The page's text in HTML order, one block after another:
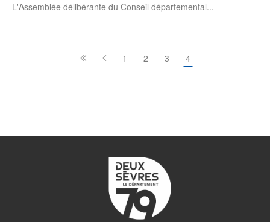
L'Assemblée délibérante du Conseil départemental...
Page
1 Page
2 Page
3 Page courante
4